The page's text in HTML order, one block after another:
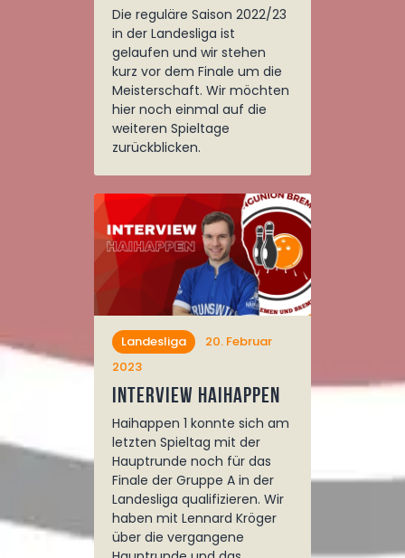
Die reguläre Saison 2022/23
in der Landesliga ist
gelaufen und wir stehen
kurz vor dem Finale um die
Meisterschaft. Wir möchten
hier noch einmal auf die
weiteren Spieltage
zurückblicken.
Landesliga
20. Februar
2023
Interview Haihappen
Haihappen 1 konnte sich am
letzten Spieltag mit der
Hauptrunde noch für das
Finale der Gruppe A in der
Landesliga qualifizieren. Wir
haben mit Lennard Kröger
über die vergangene